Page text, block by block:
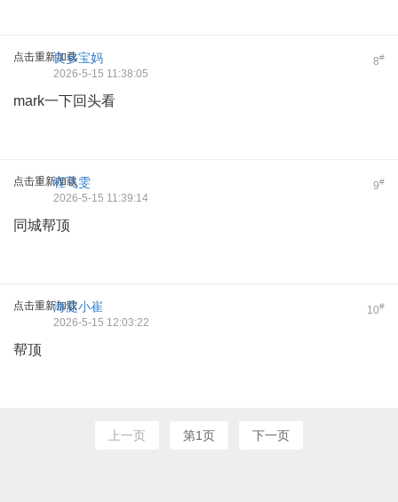
点击重新加载 8#
良乡宝妈
2026-5-15 11:38:05
mark一下回头看
点击重新加载 9#
程飞雯
2026-5-15 11:39:14
同城帮顶
点击重新加载 10#
海淀小崔
2026-5-15 12:03:22
帮顶
上一页 第1页 下一页